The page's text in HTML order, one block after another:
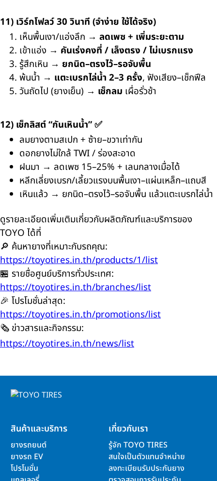
11) เวิร์กโฟลว์ 30 วินาที (จำง่าย ใช้ได้จริง)
เห็นพื้นเงา/แอ่งลึก → ลดเพซ + เพิ่มระยะตาม
เข้าแอ่ง → คันเร่งคงที่ / เล็งตรง / ไม่เบรกแรง
รู้สึกเหิน → ยกนิด–ตรงไว้–รอจับพื้น
พ้นน้ำ → แตะเบรกไล่น้ำ 2–3 ครั้ง, ฟังเสียง–เช็กฟีล
วันถัดไป (ยางเย็น) → เช็กลม เผื่อรั่วช้า
12) เช็กลิสต์ “กันเหินน้ำ” ✅
ลมยางตามสเปก + ซ้าย–ขวาเท่ากัน
ดอกยางไม่ใกล้ TWI / ร่องสะอาด
ฝนมา → ลดเพซ 15–25% + เลนกลางเมื่อได้
หลีกเลี่ยงเบรก/เลี้ยวแรงบนพื้นเงา–แผ่นเหล็ก–แถบสี
เหินแล้ว → ยกนิด–ตรงไว้–รอจับพื้น แล้วแตะเบรกไล่น้ำ
ดูรายละเอียดเพิ่มเติมเกี่ยวกับผลิตภัณฑ์และบริการของ
TOYO ได้ที่
🔎 ค้นหายางที่เหมาะกับรถคุณ:
https://toyotires.in.th/products/1/list
🏪 รายชื่อศูนย์บริการทั่วประเทศ:
https://toyotires.in.th/branches/list
🎉 โปรโมชั่นล่าสุด:
https://toyotires.in.th/promotions/list
🗞️ ข่าวสารและกิจกรรม:
https://toyotires.in.th/news/list
สินค้าและบริการ
ยางรถยนต์
ยางรถ EV
โปรโมชั่น
เกี่ยวกับเรา
รู้จัก TOYO TIRES
สนใจเป็นตัวแทนจำหน่าย
ลงทะเบียนรับประกันยาง